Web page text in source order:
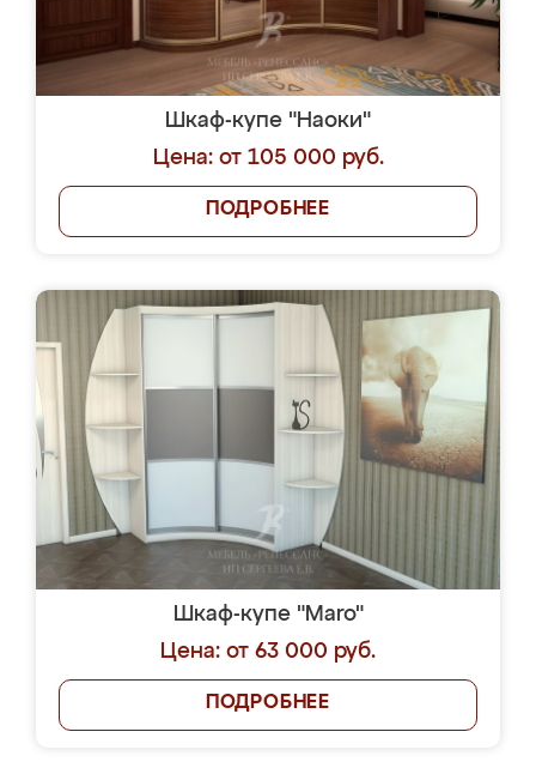
Шкаф-купе "Наоки"
Цена: от 105 000 руб.
ПОДРОБНЕЕ
Шкаф-купе "Maro"
Цена: от 63 000 руб.
ПОДРОБНЕЕ